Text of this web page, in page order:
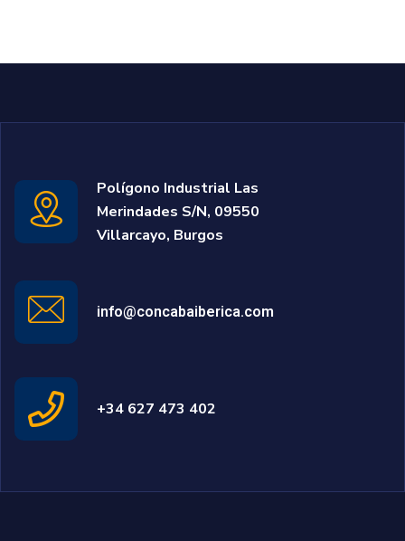
Polígono Industrial Las
Merindades S/N, 09550
Villarcayo, Burgos
info@concabaiberica.com
+34 627 473 402